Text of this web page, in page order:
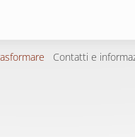
Contatti e